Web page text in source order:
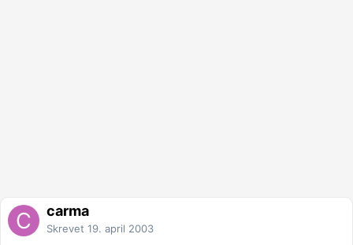
carma
Skrevet 19. april 2003